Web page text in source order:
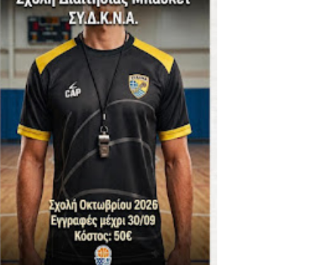
-ΕΘΝΙΚΟΣ ΛΑΓΥΝΩΝ
- Στον τελικό με Ερμή Αργ. νίκησε 72-54 το Πέρα
-ΠΕΡΑ (21.30)
στην Ένωση
-20 77-69 την φοβερή Προοδευτική